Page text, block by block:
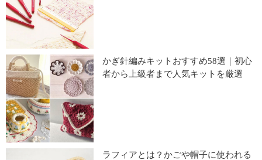
かぎ針編みキットおすすめ58選｜初心
者から上級者まで人気キットを厳選
ラフィアとは？かごや帽子に使われる